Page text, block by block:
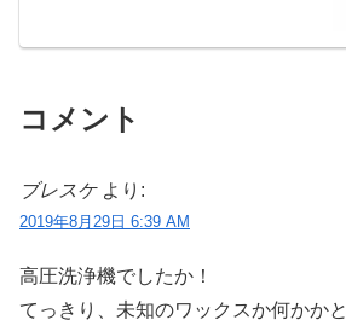
コメント
ブレスケ より:
2019年8月29日 6:39 AM
高圧洗浄機でしたか！
てっきり、未知のワックスか何かか